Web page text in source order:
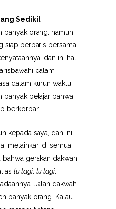
Sedikit
banyak orang, namun
siap berbaris bersama
dan ini hal
dalam
dalam kurun waktu
banyak belajar bahwa
berkorban.
kepada saya, dan ini
melainkan di semua
bahwa gerakan dakwah
lu lagi, lu lagi.
Jalan dakwah
banyak orang. Kalau